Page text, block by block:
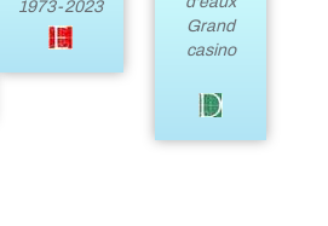
1973-2023
Grand
casino